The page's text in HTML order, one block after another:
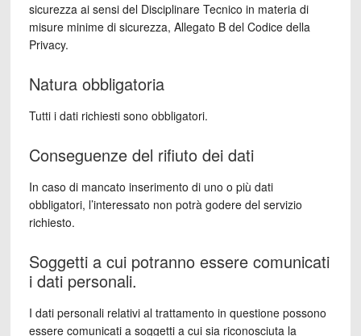
sicurezza ai sensi del Disciplinare Tecnico in materia di
misure minime di sicurezza, Allegato B del Codice della
Privacy.
Natura obbligatoria
Tutti i dati richiesti sono obbligatori.
Conseguenze del rifiuto dei dati
In caso di mancato inserimento di uno o più dati
obbligatori, l’interessato non potrà godere del servizio
richiesto.
Soggetti a cui potranno essere comunicati
i dati personali.
I dati personali relativi al trattamento in questione possono
essere comunicati a soggetti a cui sia riconosciuta la